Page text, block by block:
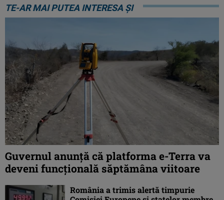
TE-AR MAI PUTEA INTERESA ȘI
Guvernul anunță că platforma e-Terra va
deveni funcţională săptămâna viitoare
România a trimis alertă timpurie